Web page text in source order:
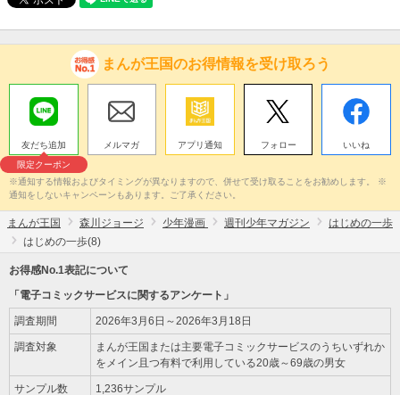
まんが王国のお得情報を受け取ろう
友だち追加
限定クーポン
メルマガ アプリ通知 フォロー いいね
※通知する情報およびタイミングが異なりますので、併せて受け取ることをお勧めします。 ※
通知をしないキャンペーンもあります。ご了承ください。
まんが王国 森川ジョージ 少年漫画 週刊少年マガジン
はじめの一歩
はじめの一歩(8)
お得感No.1表記について
「電子コミックサービスに関するアンケート」
調査期間 2026年3月6日～2026年3月18日
調査対象
まんが王国または主要電子コミックサービスのうちいずれか
をメイン且つ有料で利用している20歳～69歳の男女
サンプル数 1,236サンプル